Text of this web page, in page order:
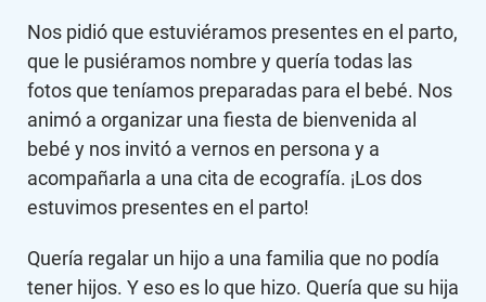
Nos pidió que estuviéramos presentes en el parto,
que le pusiéramos nombre y quería todas las
fotos que teníamos preparadas para el bebé. Nos
animó a organizar una fiesta de bienvenida al
bebé y nos invitó a vernos en persona y a
acompañarla a una cita de ecografía. ¡Los dos
estuvimos presentes en el parto!
Quería regalar un hijo a una familia que no podía
tener hijos. Y eso es lo que hizo. Quería que su hija